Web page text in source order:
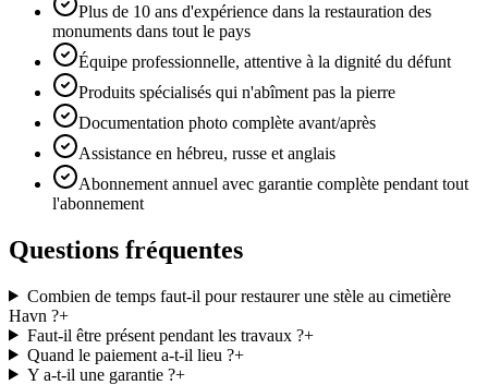
Plus de 10 ans d'expérience dans la restauration des
monuments dans tout le pays
Équipe professionnelle, attentive à la dignité du défunt
Produits spécialisés qui n'abîment pas la pierre
Documentation photo complète avant/après
Assistance en hébreu, russe et anglais
Abonnement annuel avec garantie complète pendant tout
l'abonnement
Questions fréquentes
Combien de temps faut-il pour restaurer une stèle au cimetière
Havn ?+
Faut-il être présent pendant les travaux ?+
Quand le paiement a-t-il lieu ?+
Y a-t-il une garantie ?+